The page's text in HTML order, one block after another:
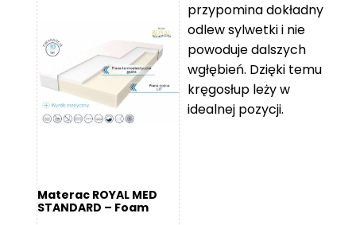
119 zł
do
11
670 zł
Materac ROYAL MED
STANDARD – Foam
przypomina dokładny
odlew sylwetki i nie
powoduje dalszych
wgłębień. Dzięki temu
kręgosłup leży w
idealnej pozycji.